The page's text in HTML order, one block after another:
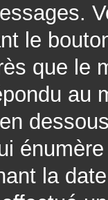
le
que le
au
la